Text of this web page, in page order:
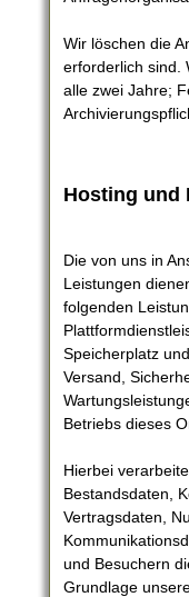
Wir löschen die
erforderlich sind.
alle zwei Jahre;
Hosting und
Die von uns in
Leistungen
folgenden
Speicherplatz
Versand,
Betriebs dieses
Hierbei
Bestandsdaten,
Vertragsdaten,
und Besuchern
Grundlage